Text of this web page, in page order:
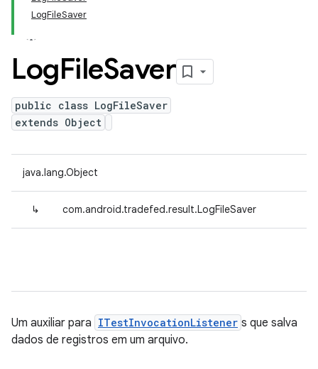
LogFileSaver
LogFileSaver
public class LogFileSaver
extends Object
java.lang.Object
↳ com.android.tradefed.result.LogFileSaver
Um auxiliar para ITestInvocationListener s que salva
dados de registros em um arquivo.